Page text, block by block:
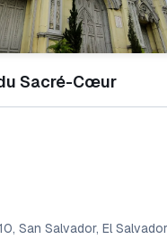
Sacré-Cœur
San Salvador, El Salvador